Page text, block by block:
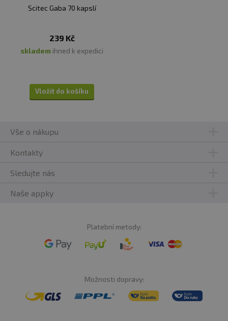
Scitec Gaba 70 kapslí
239 Kč
skladem ihned k expedici
Vložit do košíku
Vše o nákupu
Kontakty
Sledujte nás
Naše appky
Platební metody:
Možnosti dopravy: